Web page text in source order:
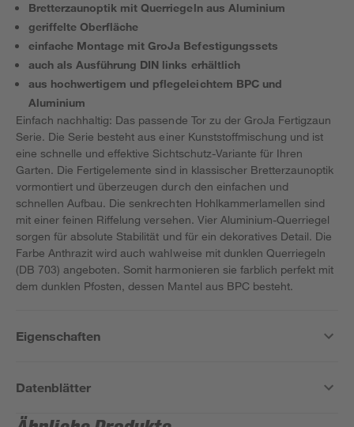
Bretterzaunoptik mit Querriegeln aus Aluminium
geriffelte Oberfläche
einfache Montage mit GroJa Befestigungssets
auch als Ausführung DIN links erhältlich
aus hochwertigem und pflegeleichtem BPC und
Aluminium
Einfach nachhaltig: Das passende Tor zu der GroJa Fertigzaun
Serie. Die Serie besteht aus einer Kunststoffmischung und ist
eine schnelle und effektive Sichtschutz-Variante für Ihren
Garten. Die Fertigelemente sind in klassischer Bretterzaunoptik
vormontiert und überzeugen durch den einfachen und
schnellen Aufbau. Die senkrechten Hohlkammerlamellen sind
mit einer feinen Riffelung versehen. Vier Aluminium-Querriegel
sorgen für absolute Stabilität und für ein dekoratives Detail. Die
Farbe Anthrazit wird auch wahlweise mit dunklen Querriegeln
(DB 703) angeboten. Somit harmonieren sie farblich perfekt mit
dem dunklen Pfosten, dessen Mantel aus BPC besteht.
Eigenschaften
Datenblätter